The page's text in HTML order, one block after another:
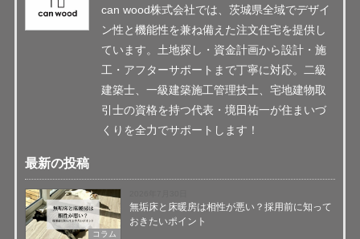
can wood株式会社では、茨城県全域でデザイ
ン性と機能性を兼ね備えた注文住宅を提供し
ています。土地探し・資金計画から設計・施
工・アフターサポートまで丁寧に対応。二級
建築士、一級建築施工管理技士、宅地建物取
引士の資格を持つ代表・境田祐一が住まいづ
くりを全力でサポートします！
最新の投稿
コラム
無垢床と床暖房は相性が悪い？採用前に知って
おきたいポイント